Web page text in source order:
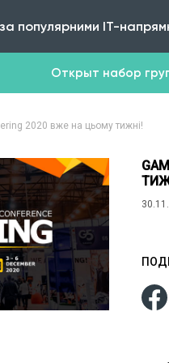
за популярними IT-
Открыт набор
2020 вже на цьому тижні!